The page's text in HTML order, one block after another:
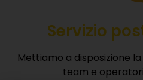
Servizio
Mettiamo a disposizione
team e